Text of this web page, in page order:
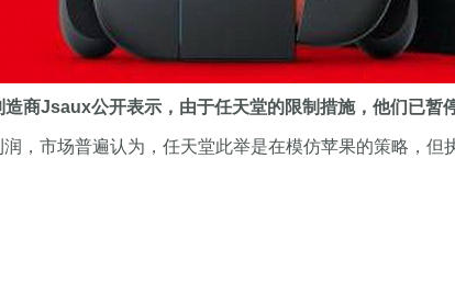
商Jsaux公开表示，由于任天堂的限制措施，他们已暂
，市场普遍认为，任天堂此举是在模仿苹果的策略，但